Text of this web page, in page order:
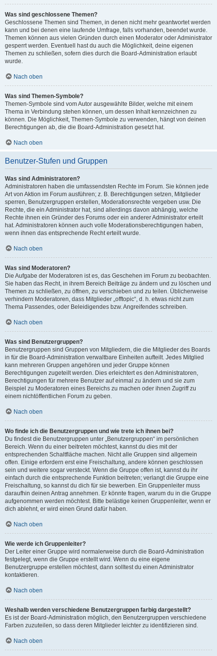
Was sind geschlossene Themen?
Geschlossene Themen sind Themen, in denen nicht mehr geantwortet werden
kann und bei denen eine laufende Umfrage, falls vorhanden, beendet wurde.
Themen können aus vielen Gründen durch einen Moderator oder Administrator
gesperrt werden. Eventuell hast du auch die Möglichkeit, deine eigenen
Themen zu schließen, sofern dies durch die Board-Administration erlaubt
wurde.
Nach oben
Was sind Themen-Symbole?
Themen-Symbole sind vom Autor ausgewählte Bilder, welche mit einem
Thema in Verbindung stehen können, um dessen Inhalt kennzeichnen zu
können. Die Möglichkeit, Themen-Symbole zu verwenden, hängt von deinen
Berechtigungen ab, die die Board-Administration gesetzt hat.
Nach oben
Benutzer-Stufen und Gruppen
Was sind Administratoren?
Administratoren haben die umfassendsten Rechte im Forum. Sie können jede
Art von Aktion im Forum ausführen; z. B. Berechtigungen setzen, Mitglieder
sperren, Benutzergruppen erstellen, Moderationsrechte vergeben usw. Die
Rechte, die ein Administrator hat, sind allerdings davon abhängig, welche
Rechte ihnen ein Gründer des Forums oder ein anderer Administrator erteilt
hat. Administratoren können auch volle Moderationsberechtigungen haben,
wenn ihnen das entsprechende Recht erteilt wurde.
Nach oben
Was sind Moderatoren?
Die Aufgabe der Moderatoren ist es, das Geschehen im Forum zu beobachten.
Sie haben das Recht, in ihrem Bereich Beiträge zu ändern und zu löschen und
Themen zu schließen, zu öffnen, zu verschieben und zu teilen. Üblicherweise
verhindern Moderatoren, dass Mitglieder „offtopic“, d. h. etwas nicht zum
Thema Passendes, oder Beleidigendes bzw. Angreifendes schreiben.
Nach oben
Was sind Benutzergruppen?
Benutzergruppen sind Gruppen von Mitgliedern, die die Mitglieder des Boards
in für die Board-Administration verwaltbare Einheiten aufteilt. Jedes Mitglied
kann mehreren Gruppen angehören und jeder Gruppe können
Berechtigungen zugeteilt werden. Dies erleichtert es den Administratoren,
Berechtigungen für mehrere Benutzer auf einmal zu ändern und sie zum
Beispiel zu Moderatoren eines Bereichs zu machen oder ihnen Zugriff zu
einem nichtöffentlichen Forum zu geben.
Nach oben
Wo finde ich die Benutzergruppen und wie trete ich ihnen bei?
Du findest die Benutzergruppen unter „Benutzergruppen“ im persönlichen
Bereich. Wenn du einer beitreten möchtest, kannst du dies mit der
entsprechenden Schaltfläche machen. Nicht alle Gruppen sind allgemein
offen. Einige erfordern erst eine Freischaltung, andere können geschlossen
sein und weitere sogar versteckt. Wenn die Gruppe offen ist, kannst du ihr
einfach durch die entsprechende Funktion beitreten; verlangt die Gruppe eine
Freischaltung, so kannst du dich für sie bewerben. Ein Gruppenleiter muss
daraufhin deinen Antrag annehmen. Er könnte fragen, warum du in die Gruppe
aufgenommen werden möchtest. Bitte belästige keinen Gruppenleiter, wenn er
dich ablehnt, er wird einen Grund dafür haben.
Nach oben
Wie werde ich Gruppenleiter?
Der Leiter einer Gruppe wird normalerweise durch die Board-Administration
festgelegt, wenn die Gruppe erstellt wird. Wenn du eine eigene
Benutzergruppe erstellen möchtest, dann solltest du einen Administrator
kontaktieren.
Nach oben
Weshalb werden verschiedene Benutzergruppen farbig dargestellt?
Es ist der Board-Administration möglich, den Benutzergruppen verschiedene
Farben zuzuteilen, so dass deren Mitglieder leichter zu identifizieren sind.
Nach oben